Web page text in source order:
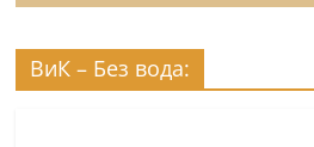
ВиК – Без вода: